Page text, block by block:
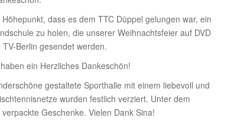
dass es dem TTC Düppel gelungen war, ein
zu holen, die unserer Weihnachtsfeier auf DVD
Berlin gesendet werden.
ein Herzliches Dankeschön!
gestaltete Sporthalle mit einem liebevoll und
wurden festlich verziert. Unter dem
Geschenke. Vielen Dank Sina!